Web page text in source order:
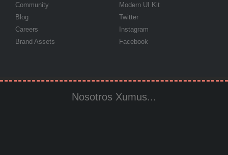
Community
Blog
Careers
Brand Assets
Modern UI Kit
Twitter
Instagram
Facebook
Nosotros Xumus...